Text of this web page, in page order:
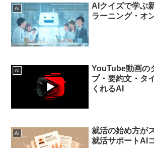
AI
AIクイズで学ぶ
ラーニング・オ
AI
YouTube動画の
プ・要約文・タ
くれるAI
AI
就活の始め方が
就活サポートAI